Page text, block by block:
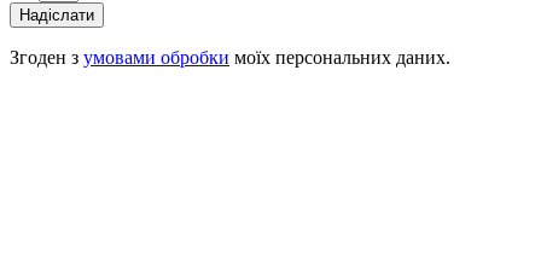
Надіслати
Згоден з умовами обробки моїх персональних даних.